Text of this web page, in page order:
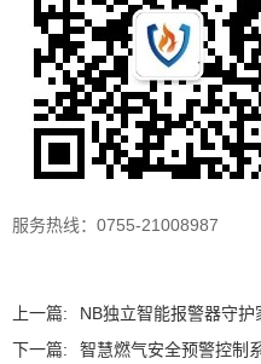
服务热线：0755-21008987
上一篇:
NB独立智能报警器守护
下一篇:
智慧燃气安全预警控制